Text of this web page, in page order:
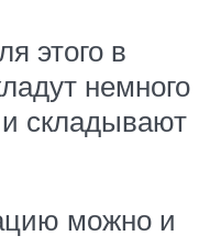
этого в
немного
складывают
можно и